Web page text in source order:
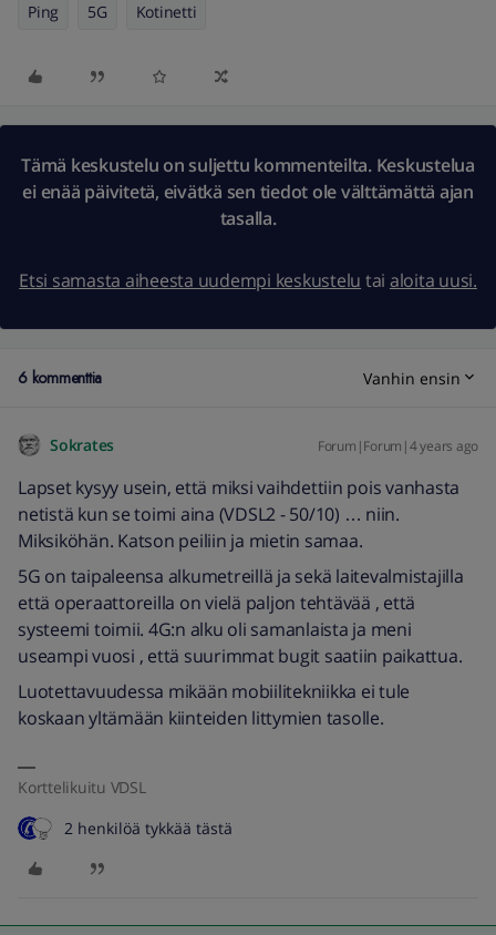
Ping 5G Kotinetti
Tämä keskustelu on suljettu kommenteilta. Keskustelua
ei enää päivitetä, eivätkä sen tiedot ole välttämättä ajan
tasalla.
Etsi samasta aiheesta uudempi keskustelu tai aloita uusi.
6 kommenttia Vanhin ensin
Sokrates Forum|Forum|4 years ago
Lapset kysyy usein, että miksi vaihdettiin pois vanhasta
netistä kun se toimi aina (VDSL2 - 50/10) … niin.
Miksiköhän. Katson peiliin ja mietin samaa.
5G on taipaleensa alkumetreillä ja sekä laitevalmistajilla
että operaattoreilla on vielä paljon tehtävää , että
systeemi toimii. 4G:n alku oli samanlaista ja meni
useampi vuosi , että suurimmat bugit saatiin paikattua.
Luotettavuudessa mikään mobiilitekniikka ei tule
koskaan yltämään kiinteiden littymien tasolle.
Korttelikuitu VDSL
2 henkilöä tykkää tästä